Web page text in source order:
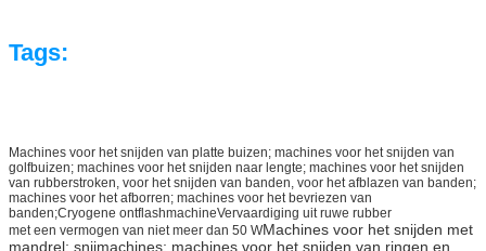
Tags:
Machines voor het snijden van platte buizen; machines voor het snijden van
golfbuizen; machines voor het snijden naar lengte; machines voor het snijden
van rubberstroken, voor het snijden van banden, voor het afblazen van banden;
machines voor het afborren; machines voor het bevriezen van
banden;Cryogene ontflashmachineVervaardiging uit ruwe rubber
met een vermogen van niet meer dan 50 WMachines voor het snijden met
mandrel; snijmachines; machines voor het snijden van ringen en